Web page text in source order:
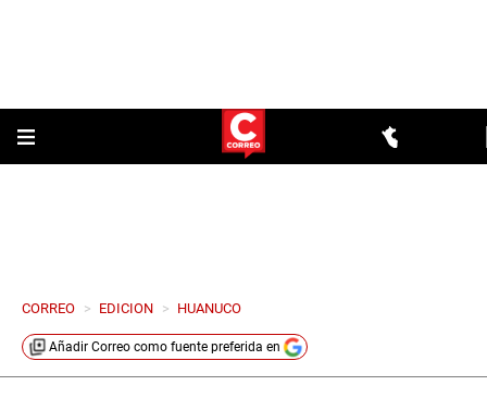
CORREO > EDICION > HUANUCO
Añadir Correo como fuente preferida en